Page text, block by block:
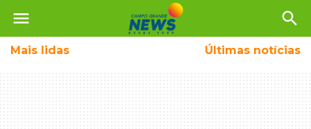
menu search
Mais lidas Últimas notícias